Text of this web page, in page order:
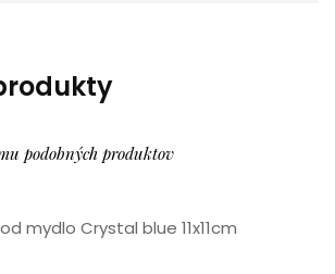
podobných produktov
mydlo Crystal blue 11x11cm